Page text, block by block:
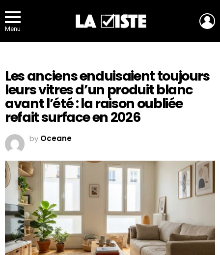
Menu
Les anciens enduisaient toujours
leurs vitres d’un produit blanc
avant l’été : la raison oubliée
refait surface en 2026
by Oceane